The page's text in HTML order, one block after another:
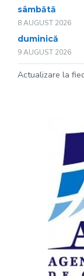
sâmbătă
8 AUGUST 2026
duminică
9 AUGUST 2026
Actualizare la